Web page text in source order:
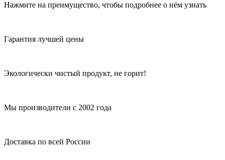
Нажмите на преимущество, чтобы подробнее о нём узнать
Гарантия лучшей цены
Экологически чистый продукт, не горит!
Мы производители с 2002 года
Доставка по всей России